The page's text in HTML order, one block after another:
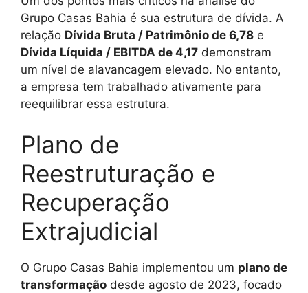
Grupo Casas Bahia é sua estrutura de dívida. A
relação Dívida Bruta / Patrimônio de 6,78 e
Dívida Líquida / EBITDA de 4,17 demonstram
um nível de alavancagem elevado. No entanto,
a empresa tem trabalhado ativamente para
reequilibrar essa estrutura.
Plano de
Reestruturação e
Recuperação
Extrajudicial
O Grupo Casas Bahia implementou um plano de
transformação desde agosto de 2023, focado